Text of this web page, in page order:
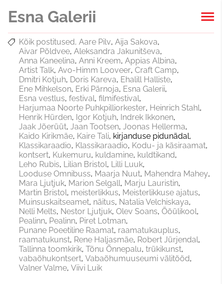
Esna Galerii
Kõik postitused Aare Pilv Aija Sakova
Aivar Põldvee Aleksandra Jakunitševa
Anna Kaneelina Anni Kreem Appias Albina
Artist Talk Avo-Himm Looveer Craft Camp
Dmitri Kotjuh Doris Kareva Ehalill Halliste
Ene Mihkelson Erki Pärnoja Esna Galerii
Esna vestlus festival filmifestival
Harjumaa Noorte Puhkpilliorkester Heinrich Stahl
Henrik Hürden Igor Kotjuh Indrek Ikkonen
Jaak Jõerüüt Jaan Tootsen Joonas Hellerma
Kaido Kirikmäe Kaire Tali kirjanduse pidunädal
Klassikaraadio Klassikaraadio Kodu- ja käsiraamat
kontsert Kukemuru kuldamine kuldtikand
Leho Rubis Lilian Bristol Lilli Luuk
Looduse Omnibuss Maarja Nuut Mahendra Mahey
Mara Ljutjuk Marion Selgall Marju Lauristin
Martin Bristol meisterlikkus Meisterlikkuse ajatus
Muinsuskaitseamet näitus Natalia Velchiskaya
Nelli Melts Nestor Ljutjuk Olev Soans Ööülikool
Pealinn Pealinn Piret Lotman
Punane Poeetiline Raamat raamatukauplus
raamatukunst Rene Haljasmäe Robert Jürjendal
Tallinna toomkirik Tõnu Õnnepalu trükikunst
vabaõhukontsert Vabaõhumuuseumi välitööd
Valner Valme Viivi Luik